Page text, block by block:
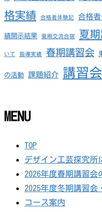
格実績
合格者体験記 合格
績開示結果 夏期交流合宿 夏
いて 指導実績 春期講習会
の活動 課題紹介 講習
MENU
TOP
デザイン工芸探究所
2026年度春期講習会
2025年度冬期講習会
コース案内